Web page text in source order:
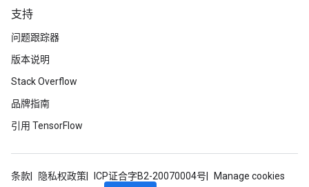
支持
问题跟踪器
版本说明
Stack Overflow
品牌指南
引用 TensorFlow
条款 隐私权政策 ICP证合字B2-20070004号
Manage cookies